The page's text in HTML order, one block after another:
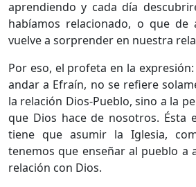
aprendiendo y cada día
habíamos relacionado, o que de
vuelve a sorprender en nuestra
Por eso, el profeta en la
andar a Efraín, no se refiere
la relación Dios-Pueblo, sino a la
que Dios hace de nosotros. Ésta
tiene que asumir la Iglesia,
tenemos que enseñar al pueblo a
relación con Dios.